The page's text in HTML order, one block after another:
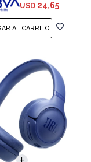
USD 24,65